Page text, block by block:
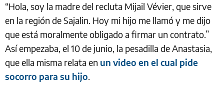
“Hola, soy la madre del recluta Mijail Vévier, que sirve
en la región de Sajalin. Hoy mi hijo me llamó y me dijo
que está moralmente obligado a firmar un contrato.”
Así empezaba, el 10 de junio, la pesadilla de Anastasia,
que ella misma relata en un video en el cual pide
socorro para su hijo.